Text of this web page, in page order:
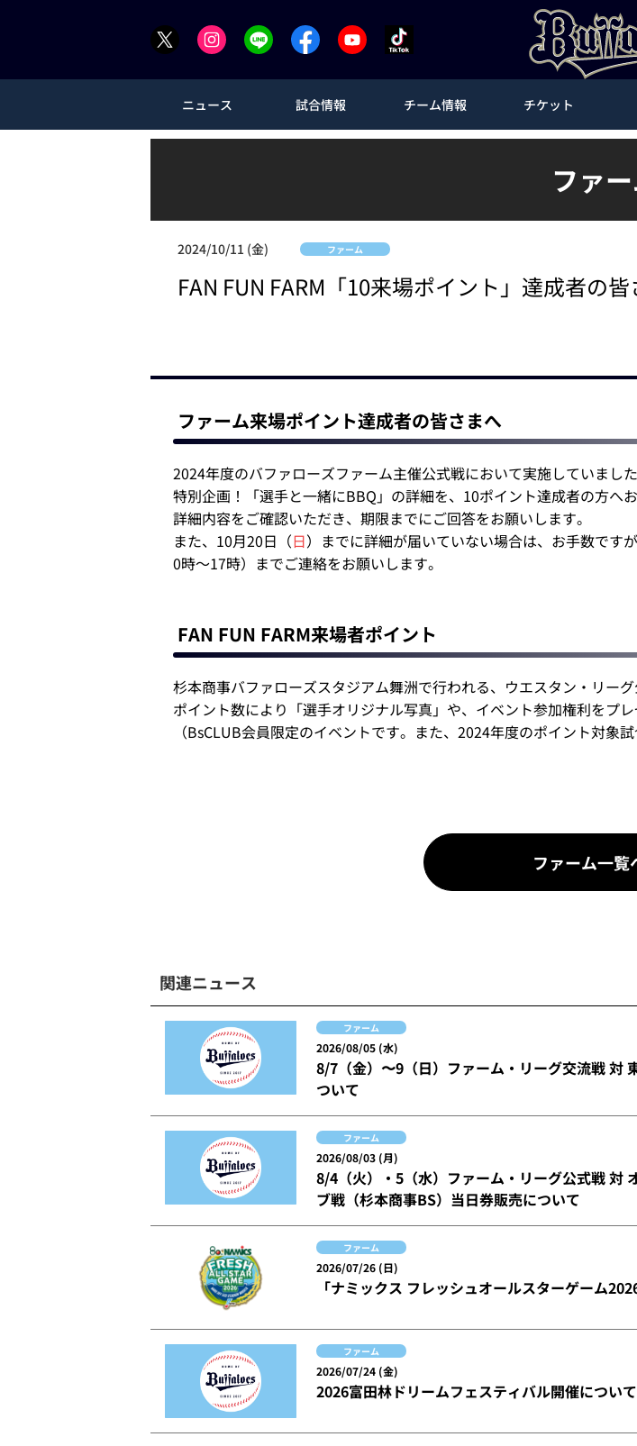
ニュース 試合情報 チーム情報 チケット
ファ
2024/10/11 (金) ファーム
FAN FUN FARM「10来場ポイント」達成者の
ファーム来場ポイント達成者の皆さまへ
2024年度のバファローズファーム主催公式戦において実施していまし
特別企画！「選手と一緒にBBQ」の詳細を、10ポイント達成者の方へ
詳細内容をご確認いただき、期限までにご回答をお願いします。
また、10月20日（日）までに詳細が届いていない場合は、お手数です
0時～17時）までご連絡をお願いします。
FAN FUN FARM来場者ポイント
杉本商事バファローズスタジアム舞洲で行われる、ウエスタン・リー
ポイント数により「選手オリジナル写真」や、イベント参加権利をプレ
（BsCLUB会員限定のイベントです。また、2024年度のポイント対象
ファーム一覧
関連ニュース
ファーム
2026/08/05 (水)
8/7（金）〜9（日）ファーム・リーグ交流戦 対
ついて
ファーム
2026/08/03 (月)
8/4（火）・5（水）ファーム・リーグ公式戦 対
ブ戦（杉本商事BS）当日券販売について
ファーム
2026/07/26 (日)
「ナミックス フレッシュオールスターゲーム
ファーム
2026/07/24 (金)
2026富田林ドリームフェスティバル開催につい